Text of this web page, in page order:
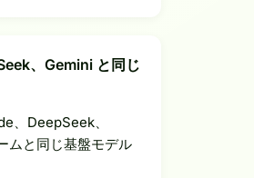
、Gemini と同じ
、DeepSeek、
ムと同じ基盤モデル